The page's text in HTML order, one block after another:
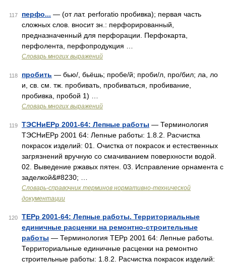
117 перфо... — (от лат. perforatio пробивка); первая часть
сложных слов. вносит зн.: перфорированный,
предназначенный для перфорации. Перфокарта,
перфолента, перфопродукция …
Словарь многих выражений
118 пробить — бью/, бьёшь; пробе/й; проби/л, про/бил; ла, ло
и, св. см. тж. пробивать, пробиваться, пробивание,
пробивка, пробой 1) …
Словарь многих выражений
119 ТЭСНиЕРр 2001-64: Лепные работы — Терминология
ТЭСНиЕРр 2001 64: Лепные работы: 1.8.2. Расчистка
покрасок изделий: 01. Очистка от покрасок и естественных
загрязнений вручную со смачиванием поверхности водой.
02. Выведение ржавых пятен. 03. Исправление орнамента с
заделкой&#8230; …
Словарь-справочник терминов нормативно-технической
документации
120
ТЕРр 2001-64: Лепные работы. Территориальные
единичные расценки на ремонтно-строительные
работы — Терминология ТЕРр 2001 64: Лепные работы.
Территориальные единичные расценки на ремонтно
строительные работы: 1.8.2. Расчистка покрасок изделий: